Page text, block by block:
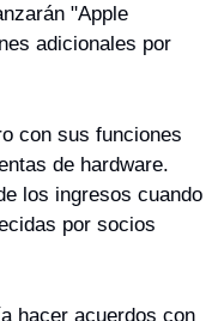
"Apple
adicionales por
con sus funciones
de hardware.
los ingresos cuando
por socios
hacer acuerdos con